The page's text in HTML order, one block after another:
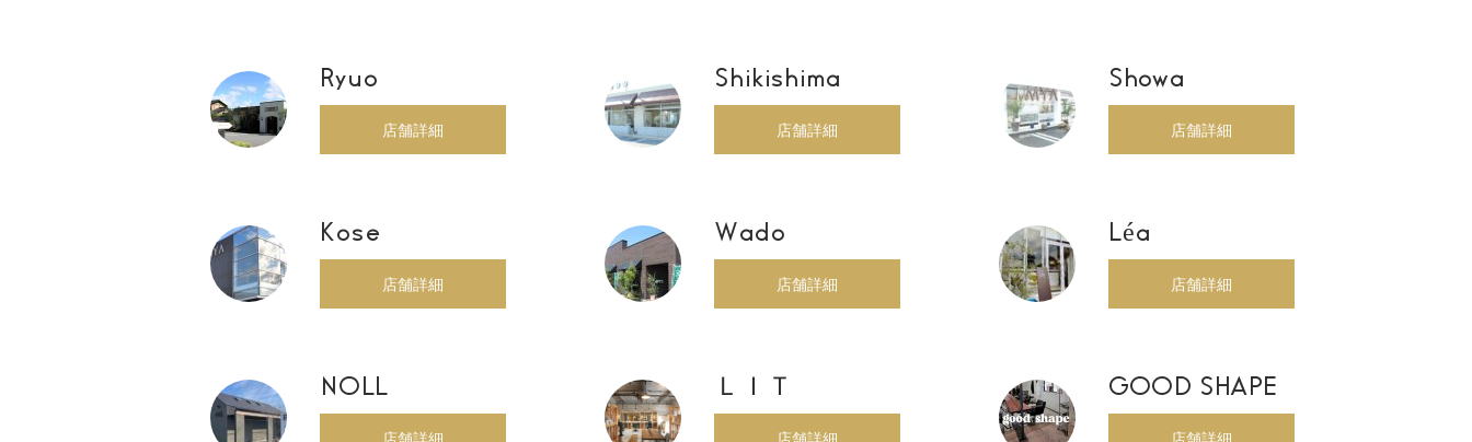
Ryuo
店舗詳細
Shikishima
店舗詳細
Showa
店舗詳細
Kose
店舗詳細
Wado
店舗詳細
Léa
店舗詳細
NOLL
店舗詳細
ＬＩＴ
店舗詳細
GOOD SHAPE
店舗詳細